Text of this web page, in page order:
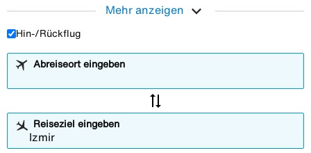
haben ein riesiges Angebot an Flugreisen in die ganze
Welt.Hier können Sie einfach günstige Flüge nach Izmir
Mehr anzeigen expand_more
Hin-/Rückflug
Abreiseort eingeben
sync_alt
Reiseziel eingeben